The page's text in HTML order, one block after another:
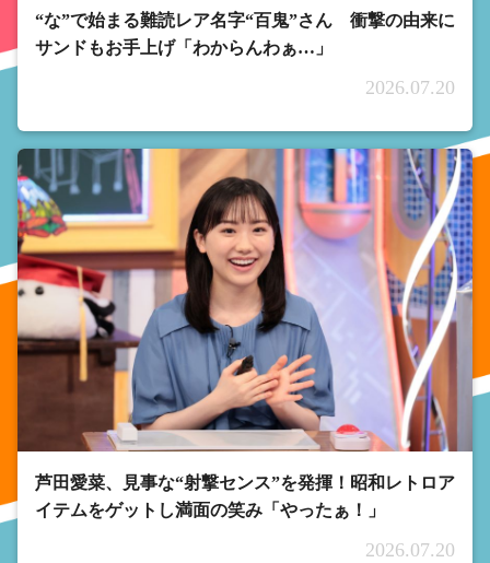
“な”で始まる難読レア名字“百鬼”さん 衝撃の由来に
サンドもお手上げ「わからんわぁ…」
2026.07.20
芦田愛菜、見事な“射撃センス”を発揮！昭和レトロア
イテムをゲットし満面の笑み「やったぁ！」
2026.07.20